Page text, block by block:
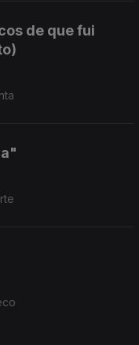
de que fui